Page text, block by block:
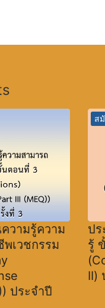
วามรู้ความ
เวชกรรม
ประจำปี
ส
ปร
รู้
II)